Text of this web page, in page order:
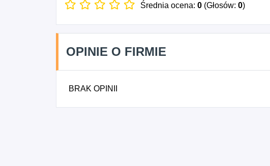
Średnia ocena: 0 (Głosów: 0)
OPINIE O FIRMIE
BRAK OPINII